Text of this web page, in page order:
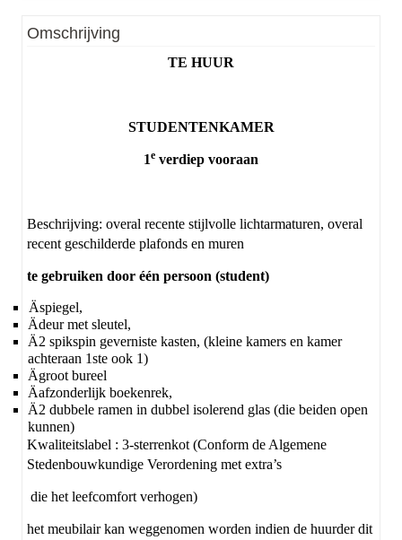
Omschrijving
TE HUUR
STUDENTENKAMER
1e verdiep vooraan
Beschrijving: overal recente stijlvolle lichtarmaturen, overal
recent geschilderde plafonds en muren
te gebruiken door één persoon (student)
Äspiegel,
Ädeur met sleutel,
Ä2 spikspin geverniste kasten, (kleine kamers en kamer
achteraan 1ste ook 1)
Ägroot bureel
Äafzonderlijk boekenrek,
Ä2 dubbele ramen in dubbel isolerend glas (die beiden open
kunnen)
Kwaliteitslabel : 3-sterrenkot (Conform de Algemene
Stedenbouwkundige Verordening met extra’s
die het leefcomfort verhogen)
het meubilair kan weggenomen worden indien de huurder dit